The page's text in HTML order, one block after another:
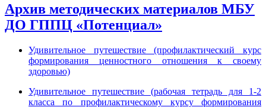
Архив методических материалов МБУ
ДО ГППЦ «Потенциал»
Удивительное путешествие (профилактический курс
формирования ценностного отношения к своему
здоровью)
Удивительное путешествие (рабочая тетрадь для 1-2
класса по профилактическому курсу формирования